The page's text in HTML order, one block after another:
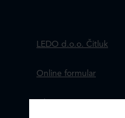
LEDO d.o.o. Čitluk
Online formular